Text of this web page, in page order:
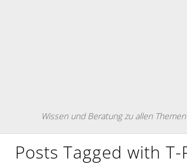
Wissen und Beratung zu allen
Posts Tagged with